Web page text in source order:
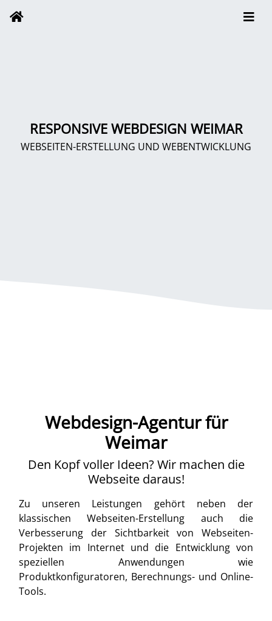
RESPONSIVE WEBDESIGN WEIMAR
WEBSEITEN-ERSTELLUNG UND WEBENTWICKLUNG
Webdesign-Agentur für
Weimar
Den Kopf voller Ideen? Wir machen die
Webseite daraus!
Zu unseren Leistungen gehört neben der
klassischen Webseiten-Erstellung auch die
Verbesserung der Sichtbarkeit von Webseiten-
Projekten im Internet und die Entwicklung von
speziellen Anwendungen wie
Produktkonfiguratoren, Berechnungs- und Online-
Tools.